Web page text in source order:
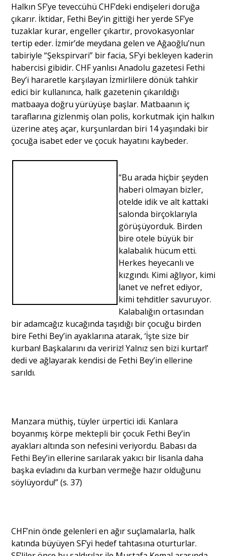
Halkın SF’ye teveccühü CHF’deki endişeleri doruğa
çıkarır. İktidar, Fethi Bey’in gittiği her yerde SF’ye
tuzaklar kurar, engeller çıkartır, provokasyonlar
tertip eder. İzmir’de meydana gelen ve Ağaoğlu’nun
tabiriyle “Şekspirvari” bir facia, SF’yi bekleyen kaderin
habercisi gibidir. CHF yanlısı Anadolu gazetesi Fethi
Bey’i hararetle karşılayan İzmirlilere dönük tahkir
edici bir kullanınca, halk gazetenin çıkarıldığı
matbaaya doğru yürüyüşe başlar. Matbaanın iç
taraflarına gizlenmiş olan polis, korkutmak için halkın
üzerine ateş açar, kurşunlardan biri 14 yaşındaki bir
çocuğa isabet eder ve çocuk hayatını kaybeder.
“Bu arada hiçbir şeyden
haberi olmayan bizler,
otelde idik ve alt kattaki
salonda birçoklarıyla
görüşüyorduk. Birden
bire otele büyük bir
kalabalık hücum etti.
Herkes heyecanlı ve
kızgındı. Kimi ağlıyor, kimi
lanet ve nefret ediyor,
kimi tehditler savuruyor.
Kalabalığın ortasından
bir adamcağız kucağında taşıdığı bir çocuğu birden
bire Fethi Bey’in ayaklarına atarak, ‘İşte size bir
kurban! Başkalarını da veririz! Yalnız sen bizi kurtar!’
dedi ve ağlayarak kendisi de Fethi Bey’in ellerine
sarıldı.
Manzara müthiş, tüyler ürpertici idi. Kanlara
boyanmış körpe mektepli bir çocuk Fethi Bey’in
ayakları altında son nefesini veriyordu. Babası da
Fethi Bey’in ellerine sarılarak yakıcı bir lisanla daha
başka evladını da kurban vermeğe hazır olduğunu
söylüyordu!” (s. 37)
CHF’nin önde gelenleri en ağır suçlamalarla, halk
katında büyüyen SF’yi hedef tahtasına oturturlar.